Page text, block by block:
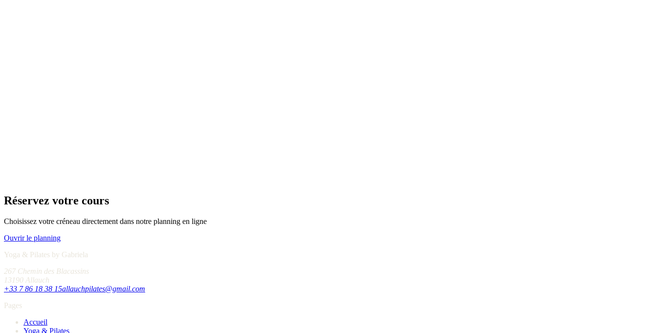
Réservez votre cours
Choisissez votre créneau directement dans notre planning en ligne
Ouvrir le planning
Yoga & Pilates by Gabriela
267 Chemin des Blacassins
13190 Allauch
+33 7 86 18 38 15allauchpilates@gmail.com
Pages
Accueil
Yoga & Pilates